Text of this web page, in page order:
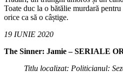
Toate duc la o bătălie murdară
orice ca să o câștige.
19 IUNIE 2020
The Sinner: Jamie – SERIALE
Titlu localizat: Politicianul: